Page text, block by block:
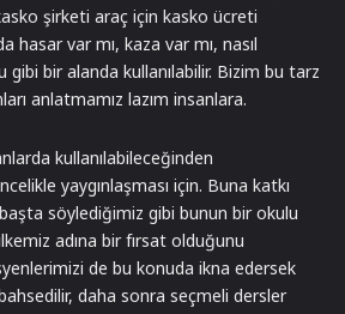
şirketi araç için kasko ücreti
hasar var mı, kaza var mı, nasıl
gibi bir alanda kullanılabilir. Bizim bu tarz
anlatmamız lazım insanlara.
kullanılabileceğinden
yaygınlaşması için. Buna katkı
söylediğimiz gibi bunun bir okulu
adına bir fırsat olduğunu
de bu konuda ikna edersek
daha sonra seçmeli dersler